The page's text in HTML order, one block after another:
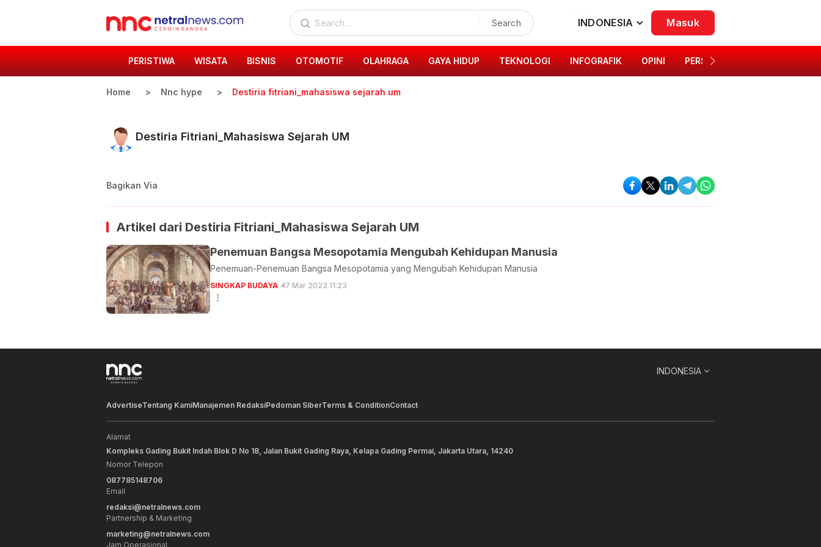
Search INDONESIA Masuk
PERISTIWA WISATA BISNIS OTOMOTIF OLAHRAGA GAYA HIDUP TEKNOLOGI INFOGRAFIK OPINI PERSONA
Home Nnc hype Destiria fitriani_mahasiswa sejarah um
Destiria Fitriani_Mahasiswa Sejarah UM
Bagikan Via
Artikel dari Destiria Fitriani_Mahasiswa Sejarah UM
Penemuan Bangsa Mesopotamia Mengubah Kehidupan Manusia
Penemuan-Penemuan Bangsa Mesopotamia yang Mengubah Kehidupan Manusia
SINGKAP BUDAYA 17 Mar 2023 11:23
INDONESIA
AdvertiseTentang KamiManajemen RedaksiPedoman SiberTerms & ConditionContact
Alamat
Kompleks Gading Bukit Indah Blok D No 18, Jalan Bukit Gading Raya, Kelapa Gading Permai, Jakarta Utara, 14240
Nomor Telepon
087785148706
Email
redaksi@netralnews.com
Partnership & Marketing
marketing@netralnews.com
Jam Operasional